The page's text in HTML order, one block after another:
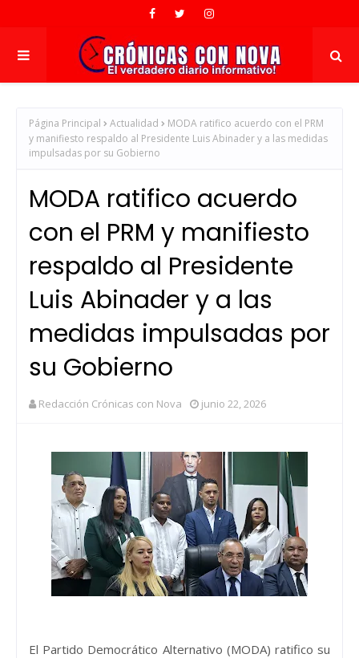
Página Principal Actualidad
MODA ratifico acuerdo con el PRM
y manifiesto respaldo al Presidente Luis Abinader y a las medidas
impulsadas por su Gobierno
MODA ratifico acuerdo
con el PRM y manifiesto
respaldo al Presidente
Luis Abinader y a las
medidas impulsadas por
su Gobierno
Redacción Crónicas con Nova junio 22, 2026
El Partido Democrático Alternativo (MODA) ratifico su